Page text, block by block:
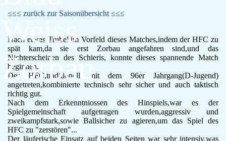
A-Jugend
C-Jugend
E-Jugend
F-Jugend
Leichtathletik
Gymnastikgruppe
Läufergruppe
≤≤≤ zurück zur Saisonübersicht ≤≤≤
Nach etwas Trubel im Vorfeld dieses Matches,indem der HFC zu
spät kam,da sie erst Zorbau angefahren sind,und das
Nichterscheinen des Schieris, konnte dieses spannende Match
beginnen.
Der HFC,traditionell mit dem 96er Jahrgang(D-Jugend)
angetreten,kombinierte technisch sehr sicher und auch taktisch
richtig gut.
Nach dem Erkenntniossen des Hinspiels,war es der
Spielgemeinschaft aufgetragen wurden,aggressiv und
zweikampfstark,sowie Ballsicher zu agieren,um das Spiel des
HFC zu "zerstören"...
Der läuferische Einsatz auf beiden Seiten war sehr intensiv,was